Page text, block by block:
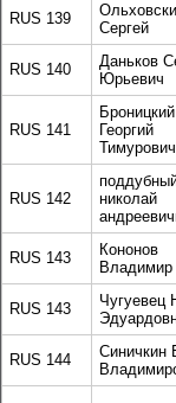
RUS 139
Сергей
RUS 140
Даньков
Юрьевич
RUS 141
Броницкий
Георгий
Тимурович
RUS 142
николай
RUS 143
Кононов
Владимир
RUS 143
Чугуевец
RUS 144
Синичкин